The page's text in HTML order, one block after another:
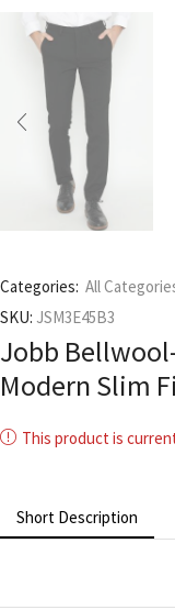
Categories: All
SKU: JSM3E45B3
Jobb
Modern Slim
This product is
Short Description